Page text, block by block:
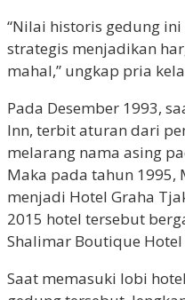
“Nilai historis gedung
strategis menjadikan
mahal,” ungkap pria
Pada Desember 1993,
Inn, terbit aturan dari
melarang nama asing
Maka pada tahun 1995,
menjadi Hotel Graha
2015 hotel tersebut
Shalimar Boutique
Saat memasuki lobi